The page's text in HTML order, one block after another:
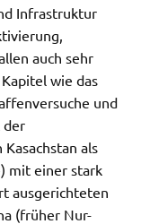
Infrastruktur
auch sehr
wie das
und
der
als
mit einer stark
ausgerichteten
(früher Nur-